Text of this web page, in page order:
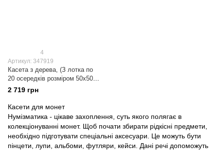
4
Артикул: 347919
Касета з дерева, (З лотка по
20 осередків розміром 50х50
мм), чорна, Leuchtturm 347919
2 719 грн
Касети для монет
Нумізматика - цікаве захоплення, суть якого полягає в
колекціонуванні монет. Щоб почати збирати рідкісні предмети,
необхідно підготувати спеціальні аксесуари. Це можуть бути
пінцети, лупи, альбоми, футляри, кейси. Дані речі допоможуть